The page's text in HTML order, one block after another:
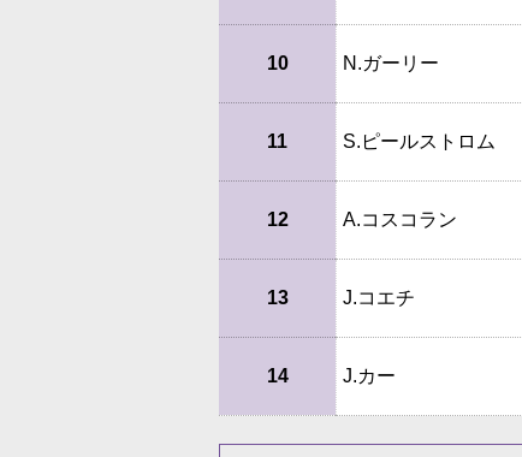
10 N.ガーリー
11 S.ピールストロム
12 A.コスコラン
13 J.コエチ
14 J.カー